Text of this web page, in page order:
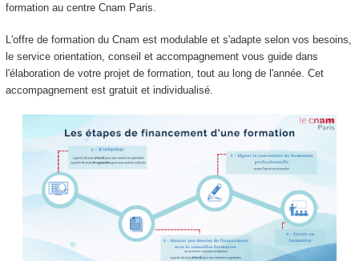
formation au centre Cnam Paris.
L'offre de formation du Cnam est modulable et s'adapte selon vos besoins,
le service orientation, conseil et accompagnement vous guide dans
l'élaboration de votre projet de formation, tout au long de l'année. Cet
accompagnement est gratuit et individualisé.